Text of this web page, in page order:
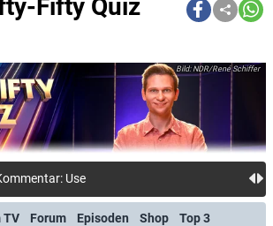
Fifty Quiz
NDR/René Schiffer
User 1738460: Trotz des v
TV Forum Episoden Shop Top 3